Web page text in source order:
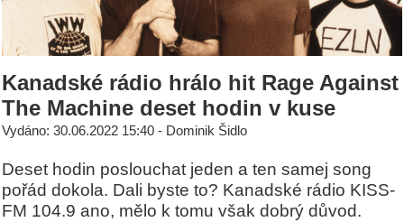
Kanadské rádio hrálo hit Rage Against
The Machine deset hodin v kuse
Vydáno: 30.06.2022 15:40 - Dominik Šidlo
Deset hodin poslouchat jeden a ten samej song
pořád dokola. Dali byste to? Kanadské rádio KISS-
FM 104.9 ano, mělo k tomu však dobrý důvod.